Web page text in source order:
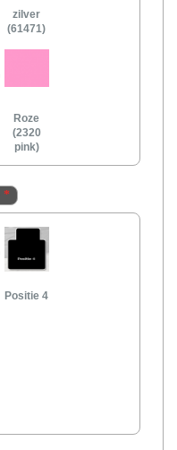
zilver
(61471)
Roze
(2320
pink)
Positie 4